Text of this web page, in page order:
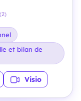
(2)
et bilan de
Visio